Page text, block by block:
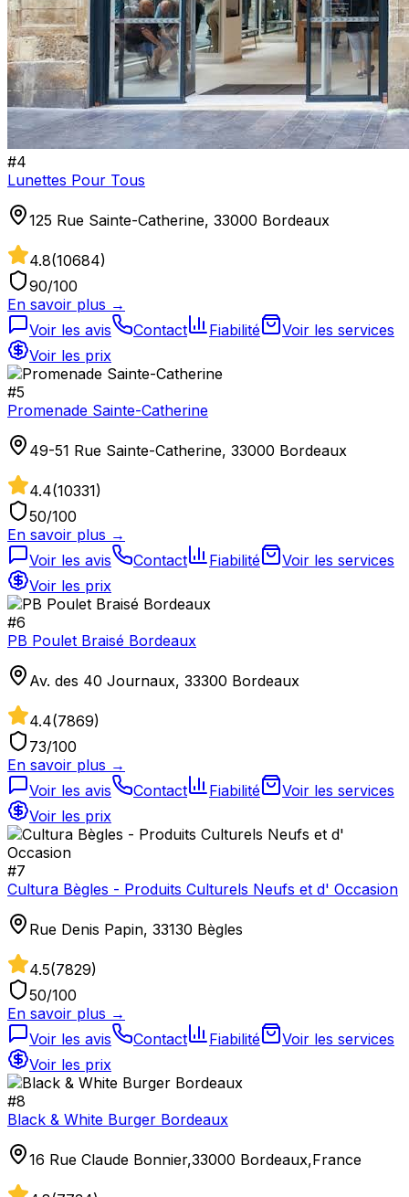
#4
Lunettes Pour Tous
125 Rue Sainte-Catherine, 33000 Bordeaux
4.8(10684)
90/100
En savoir plus →
Voir les avis
Contact Fiabilité
Voir les services
Voir les prix
#5
Promenade Sainte-Catherine
49-51 Rue Sainte-Catherine, 33000 Bordeaux
4.4(10331)
50/100
En savoir plus →
Voir les avis
Contact Fiabilité
Voir les services
Voir les prix
#6
PB Poulet Braisé Bordeaux
Av. des 40 Journaux, 33300 Bordeaux
4.4(7869)
73/100
En savoir plus →
Voir les avis
Contact Fiabilité
Voir les services
Voir les prix
#7
Cultura Bègles - Produits Culturels Neufs et d' Occasion
Rue Denis Papin, 33130 Bègles
4.5(7829)
50/100
En savoir plus →
Voir les avis
Contact Fiabilité
Voir les services
Voir les prix
#8
Black & White Burger Bordeaux
16 Rue Claude Bonnier,33000 Bordeaux,France